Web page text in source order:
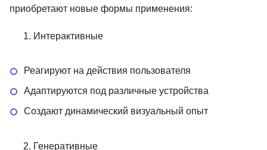
приобретают новые формы применения:
Интерактивные
Реагируют на действия пользователя
Адаптируются под различные устройства
Создают динамический визуальный опыт
Генеративные